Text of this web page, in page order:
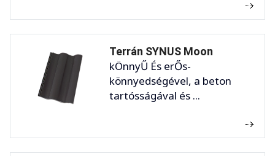
Terrán SYNUS Moon
kÖnnyŰ És erŐs-
könnyedségével, a beton
tartósságával és ...